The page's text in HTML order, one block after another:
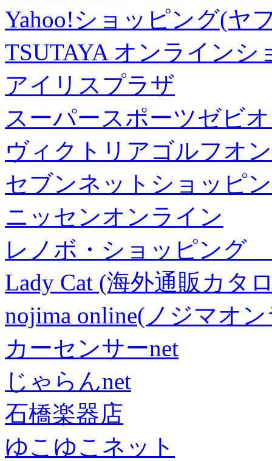
Yahoo!ショッピング(ヤ
TSUTAYA オンラインシ
アイリスプラザ
スーパースポーツゼビ
ヴィクトリアゴルフオ
セブンネットショッピ
ニッセンオンライン
レノボ・ショッピング
Lady Cat (海外通販カタ
nojima online(ノジマオ
カーセンサーnet
じゃらんnet
石橋楽器店
ゆこゆこネット